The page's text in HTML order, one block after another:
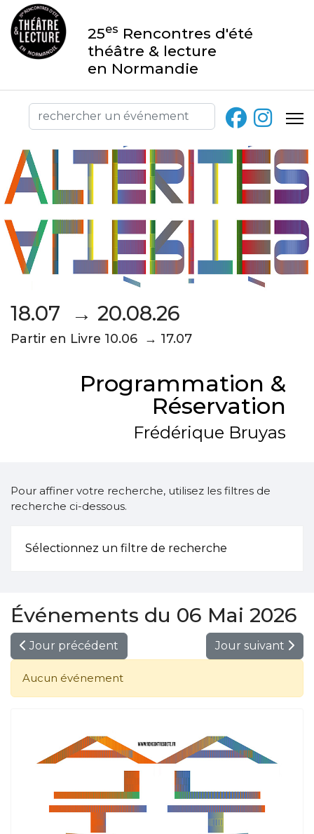
25es Rencontres d'été
théâtre & lecture
en Normandie
18.07 → 20.08.26
Partir en Livre 10.06 → 17.07
Programmation &
Réservation
Frédérique Bruyas
Pour affiner votre recherche, utilisez les filtres de
recherche ci-dessous.
Sélectionnez un filtre de recherche
Événements du 06 Mai 2026
Jour précédent Jour suivant
Aucun événement